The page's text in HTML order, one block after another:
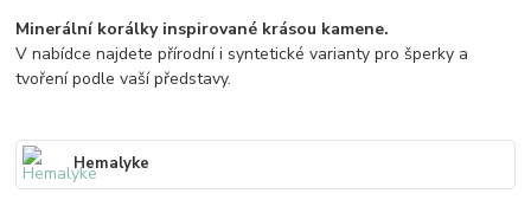
Minerální korálky inspirované krásou kamene.
V nabídce najdete přírodní i syntetické varianty pro šperky a
tvoření podle vaší představy.
Hemalyke